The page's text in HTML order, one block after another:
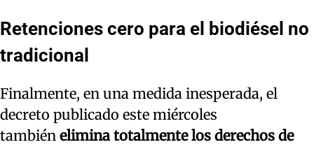
Retenciones cero para el biodiésel no
tradicional
Finalmente, en una medida inesperada, el
decreto publicado este miércoles
también elimina totalmente los derechos de